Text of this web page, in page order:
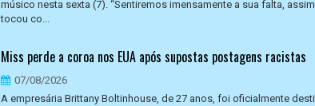
músico nesta sexta (7). “Sentiremos imensamente a sua falta,
tocou co...
Miss perde a coroa nos EUA após supostas postagens racistas
07/08/2026
A empresária Brittany Boltinhouse, de 27 anos, foi oficialmente